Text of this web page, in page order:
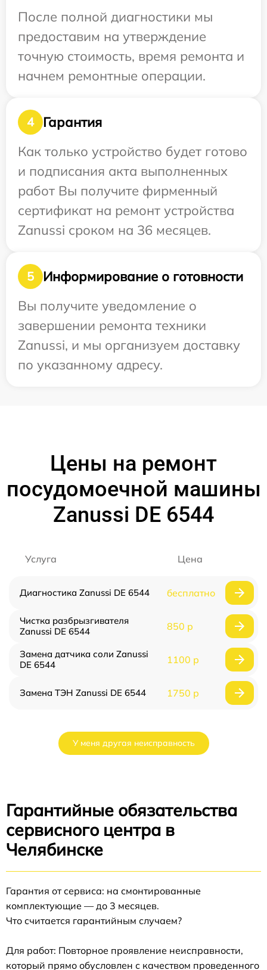
После полной диагностики мы
предоставим на утверждение
точную стоимость, время ремонта и
начнем ремонтные операции.
4
Гарантия
Как только устройство будет готово
и подписания акта выполненных
работ Вы получите фирменный
сертификат на ремонт устройства
Zanussi сроком на 36 месяцев.
5
Информирование о готовности
Вы получите уведомление о
завершении ремонта техники
Zanussi, и мы организуем доставку
по указанному адресу.
Цены на ремонт
посудомоечной машины
Zanussi DE 6544
Услуга Цена
Диагностика Zanussi DE 6544 бесплатно
Чистка разбрызгивателя
Zanussi DE 6544
850 р
Замена датчика соли Zanussi
DE 6544
1100 р
Замена ТЭН Zanussi DE 6544 1750 р
У меня другая неисправность
Гарантийные обязательства
сервисного центра в
Челябинске
Гарантия от сервиса: на смонтированные
комплектующие — до 3 месяцев.
Что считается гарантийным случаем?
Для работ: Повторное проявление неисправности,
который прямо обусловлен с качеством проведенного